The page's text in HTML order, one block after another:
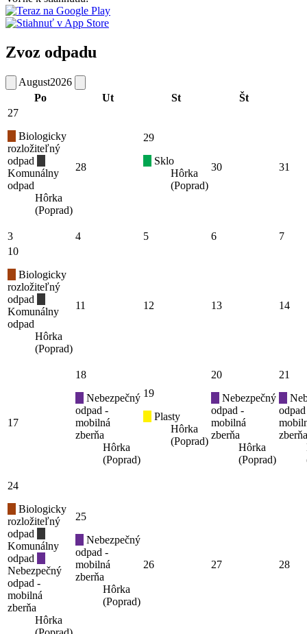
Zvoz odpadu
August2026
Po
Ut St Št
27
Biologicky
rozložiteľný
odpad
Komunálny
odpad
Hôrka
(Poprad)
28
29
Sklo
Hôrka
(Poprad)
30 31
3 4 5 6
7
10
Biologicky
rozložiteľný
odpad
Komunálny
odpad
Hôrka
(Poprad)
11 12 13 14
17
18
Nebezpečný
odpad -
mobilná
zberňa
Hôrka
(Poprad)
19
Plasty
Hôrka
(Poprad)
20
Nebezpečný
odpad -
mobilná
zberňa
Hôrka
(Poprad)
21
zberňa
24
Biologicky
rozložiteľný
odpad
Komunálny
odpad
Nebezpečný
odpad -
mobilná
zberňa
Hôrka
25
Nebezpečný
odpad -
mobilná
zberňa
Hôrka
(Poprad)
26 27 28